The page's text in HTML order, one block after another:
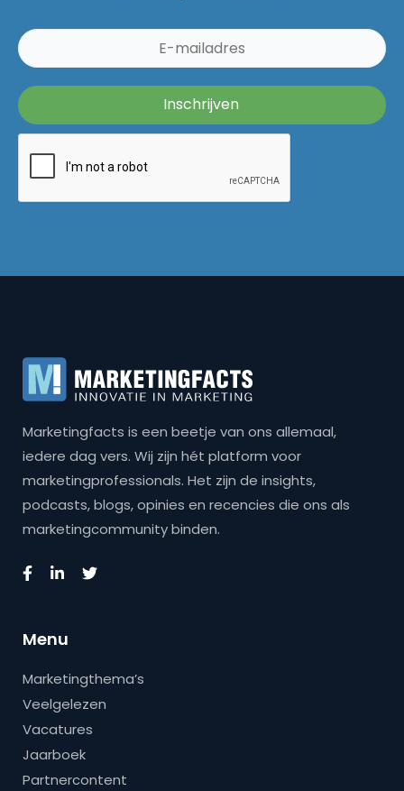
Marketingfacts is een beetje van ons allemaal,
iedere dag vers. Wij zijn hét platform voor
marketingprofessionals. Het zijn de insights,
podcasts, blogs, opinies en recencies die ons als
marketingcommunity binden.
Menu
Marketingthema’s
Veelgelezen
Vacatures
Jaarboek
Partnercontent